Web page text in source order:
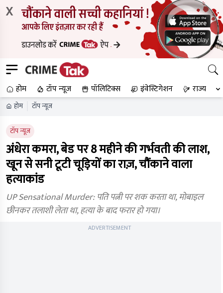
X
होम टॉप न्यूज पॉलिटिक्स इंवेस्टिगेशन राज्य
होम टॉप न्यूज
टॉप न्यूज
अंधेरा कमरा, बेड पर 8 महीने की गर्भवती की लाश,
खून से सनी टूटी चूड़ियों का राज़, चौंकाने वाला
हत्याकांड
UP Sensational Murder: पति पत्नी पर शक करता था, मोबाइल
छीनकर तलाशी लेता था, हत्या के बाद फरार हो गया।
ADVERTISEMENT